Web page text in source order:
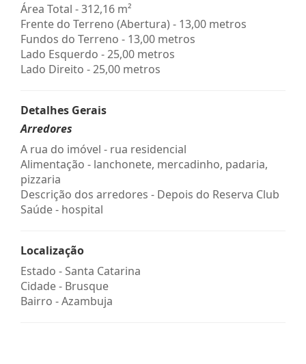
Área Total - 312,16 m²
Frente do Terreno (Abertura) - 13,00 metros
Fundos do Terreno - 13,00 metros
Lado Esquerdo - 25,00 metros
Lado Direito - 25,00 metros
Detalhes Gerais
Arredores
A rua do imóvel - rua residencial
Alimentação - lanchonete, mercadinho, padaria,
pizzaria
Descrição dos arredores - Depois do Reserva Club
Saúde - hospital
Localização
Estado -Santa Catarina
Cidade - Brusque
Bairro -Azambuja